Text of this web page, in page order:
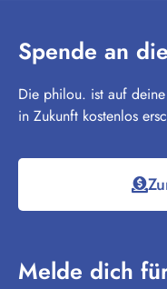
Spende an
Die philou. ist auf
in Zukunft kostenlos
Melde dich